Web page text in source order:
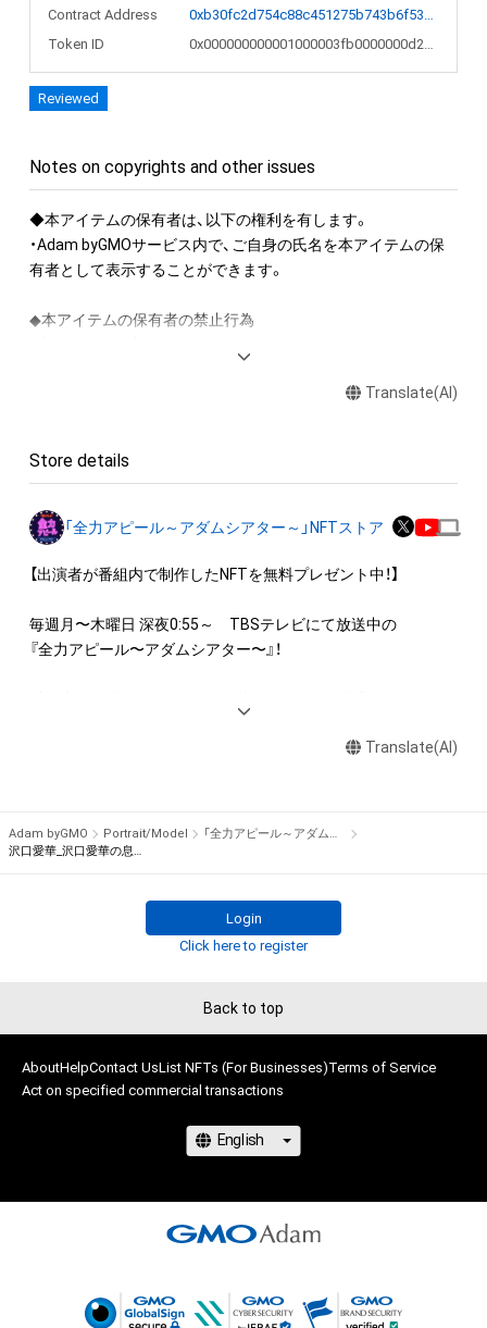
Contract Address
0xb30fc2d754c88c451275b743b6f530f19f643683
Token ID
0x000000000001000003fb0000000d2cbc
Reviewed
Notes on copyrights and other issues
◆本アイテムの保有者は、以下の権利を有します。
・Adam byGMOサービス内で、ご自身の氏名を本アイテムの保
有者として表示することができます。
◆本アイテムの保有者の禁止行為
◆本アイテムに関する注意事項
ロゴ等を含みますがこれらに限られません。)にかかる知的財産
権(著作権、特許権、実用新案権、商標権、意匠権その他の知的財
産権(それらの権利を取得し、又はそれらの権利につき登録等を
作権を有する方、著作隣接権の権利者またはその管理委託を受
けている者によって保護されています。そのため、本アイテム
・本アイテムの著作権を有する方、著作隣接権の権利者またはそ
の管理委託を受けている者からの事前の同意なしに、上記の「本
せん。)を行うことはできません。
であると判断した場合、利用をお断りさせていただきます。
・本アイテムの購入、売却および利用に関して、購入者、売却者、
方、著作隣接権の権利者またはその管理委託を受けている者は、
Translate(AI)
Store details
「全力アピール～アダムシアター～」NFTストア
【出演者が番組内で制作したNFTを無料プレゼント中！】
毎週月〜木曜日 深夜0:55～　TBSテレビにて放送中の
『全力アピール〜アダムシアター〜』！
パフォーマンスや特技を、魂を込めて全力アピール！
※本ストア内で出品されるNFTは、Adam byGMOの認定代理店
株式会社MediBangを介して出品手続きをしており、
TBSテレビおよび番組は、NFTの出品に関わる手続き・権利には
Translate(AI)
Adam byGMO Portrait/Model
「全力アピール～アダムシアター～」NFTストア
沢口愛華_沢口愛華の息抜き編み物動画
Login
Click here to register
Back to top
AboutHelpContact UsList NFTs (For Businesses)Terms of Service
Act on specified commercial transactions